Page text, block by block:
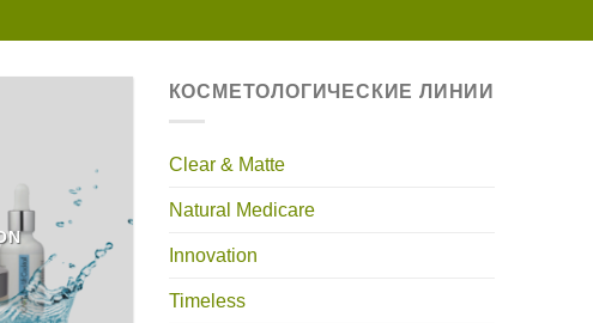
КОСМЕТОЛОГИЧЕСКИЕ ЛИНИИ
Clear & Matte
Natural Medicare
Innovation
Timeless